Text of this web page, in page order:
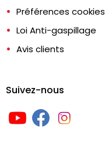
Préférences cookies
Loi Anti-gaspillage
Avis clients
Suivez-nous